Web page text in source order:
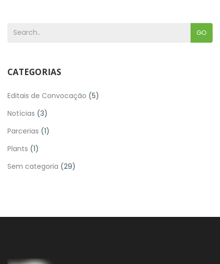
GO
CATEGORIAS
Editais de Convocação (5)
Notícias (3)
Parcerias (1)
Plants (1)
Sem categoria (29)